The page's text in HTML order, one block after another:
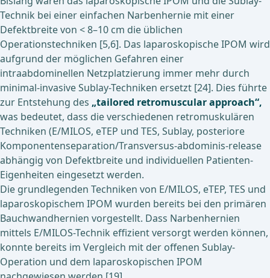
Technik bei einer einfachen Narbenhernie mit einer
Defektbreite von < 8–10 cm die üblichen
Operationstechniken [5,6]. Das laparoskopische IPOM wird
aufgrund der möglichen Gefahren einer
intraabdominellen Netzplatzierung immer mehr durch
minimal-invasive Sublay-Techniken ersetzt [24]. Dies führte
zur Entstehung des „tailored retromuscular approach“,
was bedeutet, dass die verschiedenen retromuskulären
Techniken (E/MILOS, eTEP und TES, Sublay, posteriore
Komponentenseparation/Transversus-abdominis-release
abhängig von Defektbreite und individuellen Patienten-
Eigenheiten eingesetzt werden.
Die grundlegenden Techniken von E/MILOS, eTEP, TES und
laparoskopischem IPOM wurden bereits bei den primären
Bauchwandhernien vorgestellt. Dass Narbenhernien
mittels E/MILOS-Technik effizient versorgt werden können,
konnte bereits im Vergleich mit der offenen Sublay-
Operation und dem laparoskopischen IPOM